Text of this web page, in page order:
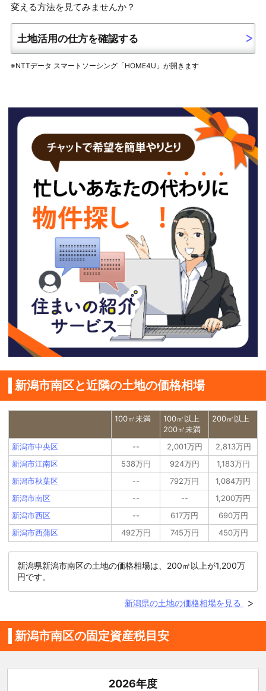
変える方法を見てみませんか？
土地活用の仕方を確認する
※NTTデータ スマートソーシング「HOME4U」が開きます
新潟市南区と近隣の土地の価格相場
100㎡未満
100㎡以上
200㎡未満
200㎡以上
新潟市中央区 -- 2,001万円
2,813万円
新潟市江南区
538万円 924万円
1,183万円
新潟市秋葉区
-- 792万円
1,084万円
新潟市南区
-- --
1,200万円
新潟市西区
-- 617万円
690万円
新潟市西蒲区
492万円 745万円 450万円
新潟県新潟市南区の土地の価格相場は、200㎡以上が1,200万
円です。
新潟県の土地の価格相場を見る
新潟市南区の固定資産税目安
2026年度